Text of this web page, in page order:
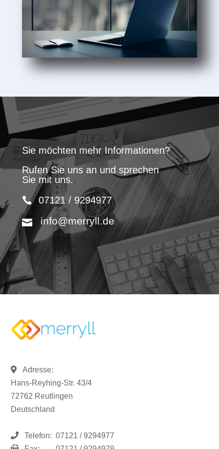
Sie möchten mehr Informationen?
Rufen Sie uns an und sprechen
Sie mit uns.
07121 / 9294977
info@merryll.de
Adresse:
Hans-Reyhing-Str. 43/4
72762 Reutlingen
Deutschland
Telefon: 07121 / 9294977